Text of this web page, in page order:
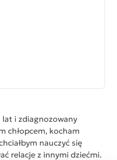
lat i zdiagnozowany
chłopcem, kocham
nauczyć się
relacje z innymi dziećmi.